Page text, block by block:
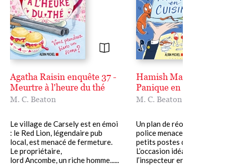
Agatha Raisin enquête 37 -
Meurtre à l'heure du thé
M. C. Beaton
Le village de Carsely est en émoi
: le Red Lion, légendaire pub
local, est menacé de fermeture.
Le propriétaire,
lord Ancombe, un riche homme......
Hamish Macbeth 29 -
Panique en cuisine !
M. C. Beaton
Un plan de réorganisation
police menace de
petits postes des
L’occasion idéale pour
l’inspecteur en chef Blair